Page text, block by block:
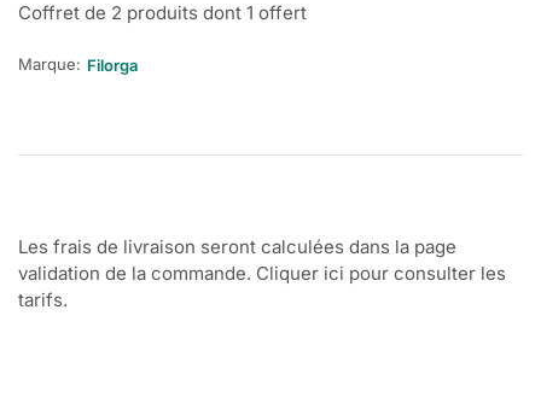
Coffret de 2 produits dont 1 offert
Marque: Filorga
Les frais de livraison seront calculées dans la page
validation de la commande. Cliquer ici pour consulter les
tarifs.